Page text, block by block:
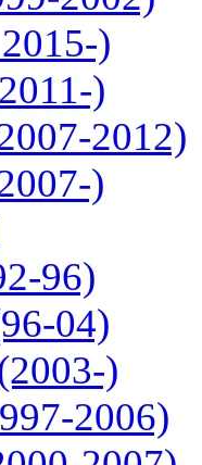
)
)
2012)
)
96)
04)
)
2006)